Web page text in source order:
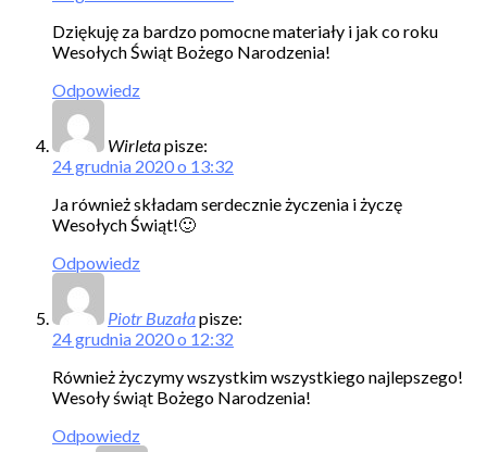
Dziękuję za bardzo pomocne materiały i jak co roku
Wesołych Świąt Bożego Narodzenia!
Odpowiedz
Wirletapisze:
24 grudnia 2020 o 13:32
Ja również składam serdecznie życzenia i życzę
Wesołych Świąt!🙂
Odpowiedz
Piotr Buzałapisze:
24 grudnia 2020 o 12:32
Również życzymy wszystkim wszystkiego najlepszego!
Wesoły świąt Bożego Narodzenia!
Odpowiedz